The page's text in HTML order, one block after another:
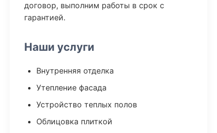
договор, выполним работы в срок с
гарантией.
Наши услуги
Внутренняя отделка
Утепление фасада
Устройство теплых полов
Облицовка плиткой